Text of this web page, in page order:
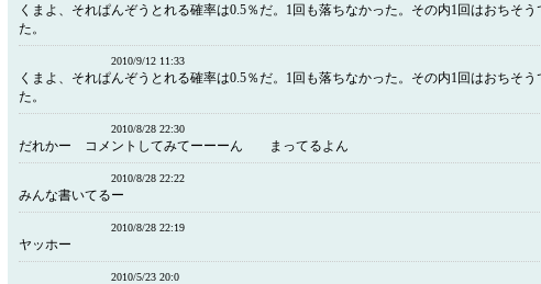
くまよ、それぱんぞうとれる確率は0.5％だ。1回も落ちなかった。その内1回はおちそう
た。
2010/9/12 11:33
くまよ、それぱんぞうとれる確率は0.5％だ。1回も落ちなかった。その内1回はおちそう
た。
2010/8/28 22:30
だれかー コメントしてみてーーーん まってるよん
2010/8/28 22:22
みんな書いてるー
2010/8/28 22:19
ヤッホー
2010/5/23 20:0